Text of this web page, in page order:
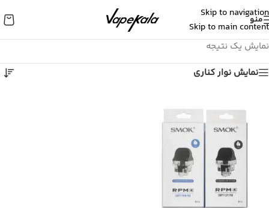
Skip to navigation
Skip to main content
منو
نمایش یک نتیجه
نمایش نوار کناری